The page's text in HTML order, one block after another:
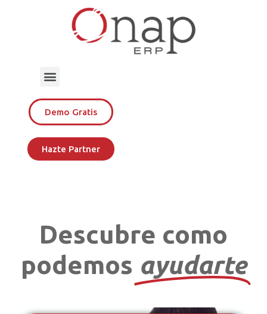
Demo Gratis
Hazte Partner
Descubre como
podemos ayudarte